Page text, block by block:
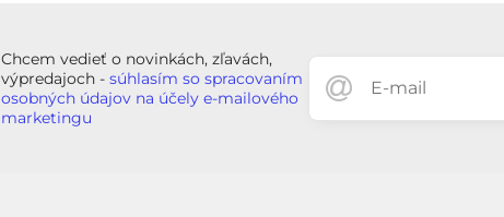
Chcem vedieť o novinkách, zľavách,
výpredajoch -súhlasím so spracovaním
osobných údajov na účely e-mailového
marketingu